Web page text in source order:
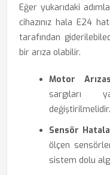
Eğer yukarıdaki
cihazınız hala E24
tarafından
bir arıza olabilir.
Motor
sargıları
değiştirilmelidir.
Sensör
ölçen
sistem dolu